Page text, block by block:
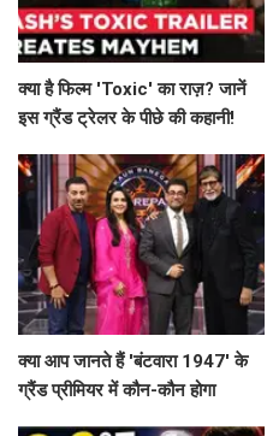
क्या है फिल्म 'Toxic' का राज़? जानें
इस ग्रैंड ट्रेलर के पीछे की कहानी!
क्या आप जानते हैं 'बंटवारा 1947' के
ग्रैंड प्रीमियर में कौन-कौन होगा